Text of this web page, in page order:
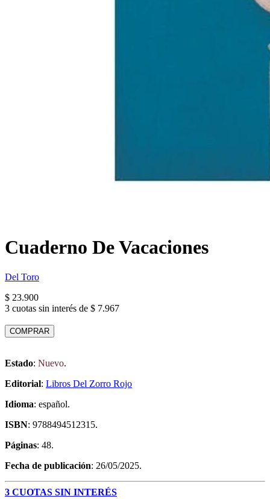
Cuaderno De Vacaciones
Del Toro
$ 23.900
3 cuotas sin interés de $ 7.967
COMPRAR
Estado: Nuevo.
Editorial: Libros Del Zorro Rojo
Idioma: español.
ISBN: 9788494512315.
Páginas: 48.
Fecha de publicación: 26/05/2025.
3 CUOTAS SIN INTERÉS